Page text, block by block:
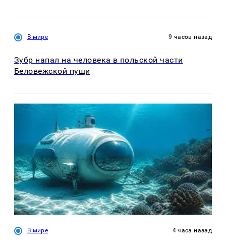
В мире 9 часов назад
Зубр напал на человека в польской части
Беловежской пущи
В мире 4 часа назад